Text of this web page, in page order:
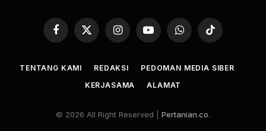
Facebook
X
(Twitter)
InstagramYouTubeWhatsAppTikTok
TENTANG KAMI REDAKSI
PEDOMAN MEDIA SIBER
KERJASAMA
ALAMAT
© 2026 All Right Reserved | Pertanian.co.